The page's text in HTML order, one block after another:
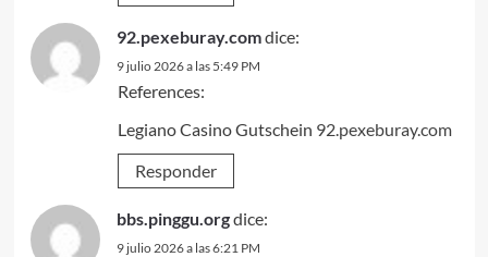
92.pexeburay.comdice:
9 julio 2026 a las 5:49 PM
References:
Legiano Casino Gutschein 92.pexeburay.com
Responder
bbs.pinggu.orgdice:
9 julio 2026 a las 6:21 PM